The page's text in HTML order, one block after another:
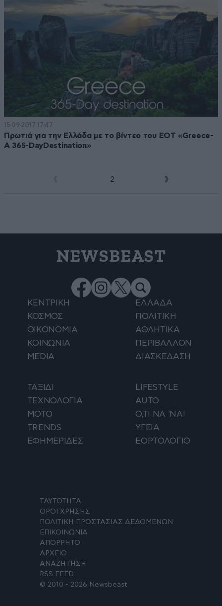
15·09·2017 17:47
Πρωτιά για την Ελλάδα με το βίντεο του ΕΟΤ «Greece-
Α 365-DayDestination»
2
NEWSBEAST
ΚΕΝΤΡΙΚΗ
ΕΛΛΑΔΑ
ΚΟΣΜΟΣ
ΠΟΛΙΤΙΚΗ
ΟΙΚΟΝΟΜΙΑ
ΑΘΛΗΤΙΚΑ
ΚΟΙΝΩΝΙΑ
ΠΕΡΙΒΑΛΛΟΝ
MEDIA
ΔΙΑΣΚΕΔΑΣΗ
ΤΑΞΙΔΙ
LIFESTYLE
ΤΕΧΝΟΛΟΓΙΑ
AUTO
ΜΟΤΟ
Ο,ΤΙ ΝΑ 'ΝΑΙ
TRENDS
ΥΓΕΙΑ
ΕΦΗΜΕΡΙΔΕΣ
ΕΟΡΤΟΛΟΓΙΟ
ΤΑΥΤΟΤΗΤΑ
ΟΡΟΙ ΧΡΗΣΗΣ
ΠΟΛΙΤΙΚΗ ΠΡΟΣΤΑΣΙΑΣ ΔΕΔΟΜΕΝΩΝ
ΕΠΙΚΟΙΝΩΝΙΑ
ΑΠΟΡΡΗΤΟ
ΑΡΧΕΙΟ
ΑΝΑΖΗΤΗΣΗ
RSS FEED
© 2010 - 2026 Newsbeast